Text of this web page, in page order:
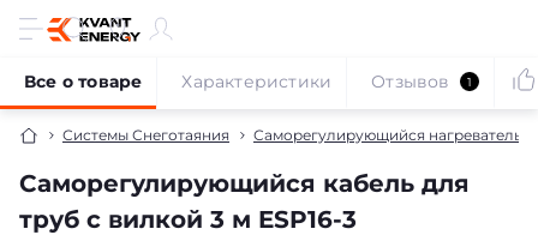
Системы Снеготаяния Саморегулирующийся
Саморегулирующийся кабель для
труб с вилкой 3 м ESP16-3
Все о товаре Характеристики Отзывов 1